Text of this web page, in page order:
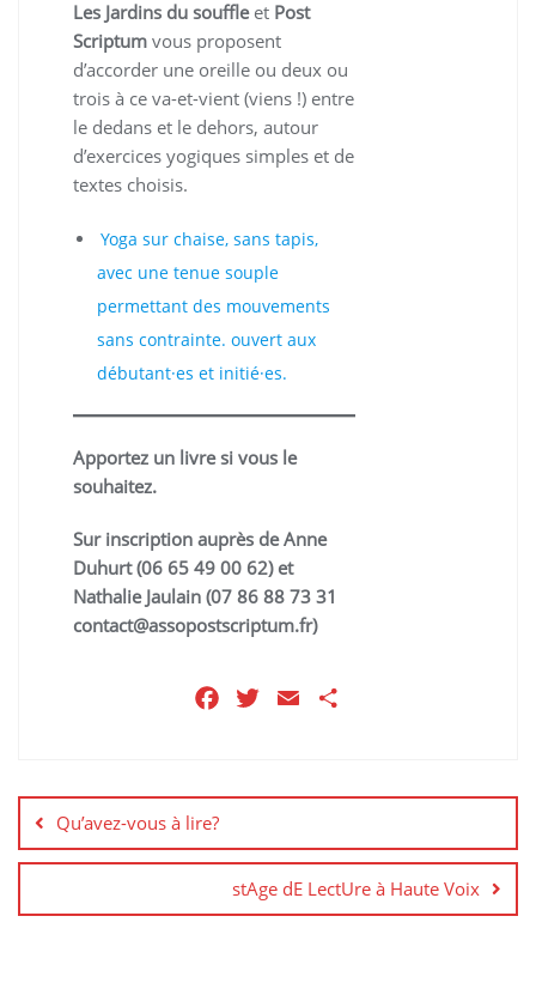
Les Jardins du souffleet Post
Scriptum vous proposent
d’accorder une oreille ou deux ou
trois à ce va-et-vient (viens !) entre
le dedans et le dehors, autour
d’exercices yogiques simples et de
textes choisis.
Yoga sur chaise, sans tapis,
avec une tenue souple
permettant des mouvements
sans contrainte. ouvert aux
débutant·es et initié·es.
Apportez un livre si vous le
souhaitez.
Sur inscription auprès de Anne
Duhurt (06 65 49 00 62) et
Nathalie Jaulain (07 86 88 73 31
contact@assopostscriptum.fr)
e
o
o
k
t
e
r
i
t
g
e
r
de
l’article
Qu’avez-vous à lire?
stAge dE LectUre à Haute Voix